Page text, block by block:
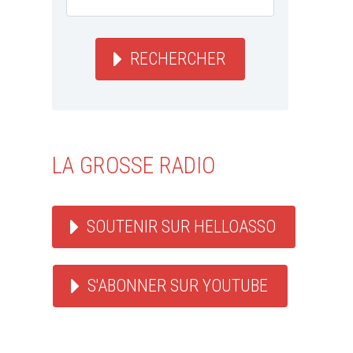
By salomon_roots/ 30 avril
RECHERCHER
LA GROSSE RADIO
SOUTENIR SUR HELLOASSO
S'ABONNER SUR YOUTUBE